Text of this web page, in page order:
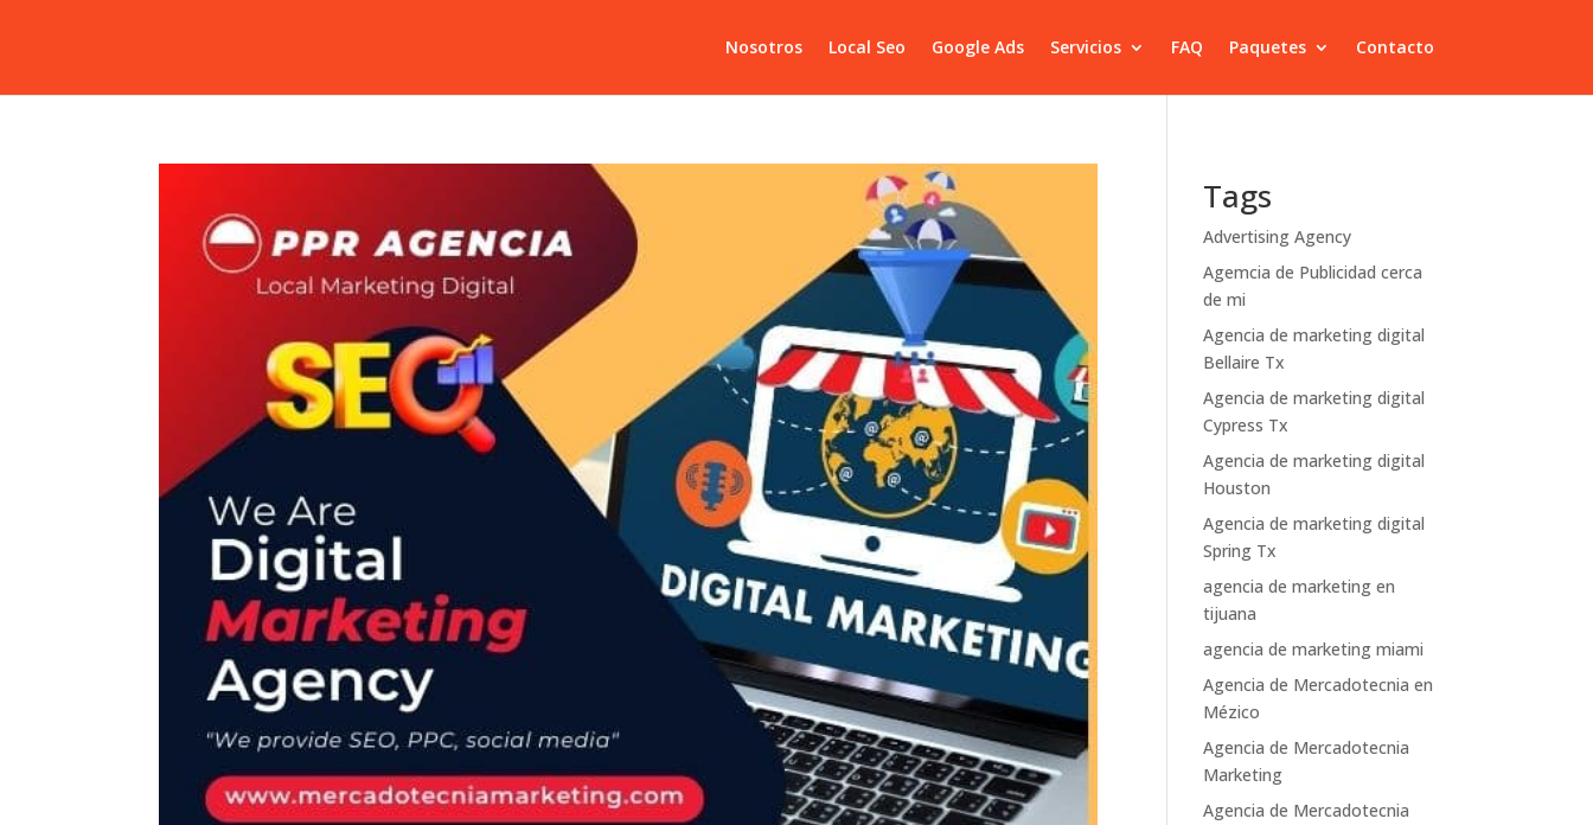
Nosotros Local Seo Google Ads Servicios FAQ Paquetes Contacto
Tags
Advertising Agency
Agemcia de Publicidad cerca
de mi
Agencia de marketing digital
Bellaire Tx
Agencia de marketing digital
Cypress Tx
Agencia de marketing digital
Houston
Agencia de marketing digital
Spring Tx
agencia de marketing en
tijuana
agencia de marketing miami
Agencia de Mercadotecnia en
Mézico
Agencia de Mercadotecnia
Marketing
Agencia de Mercadotecnia